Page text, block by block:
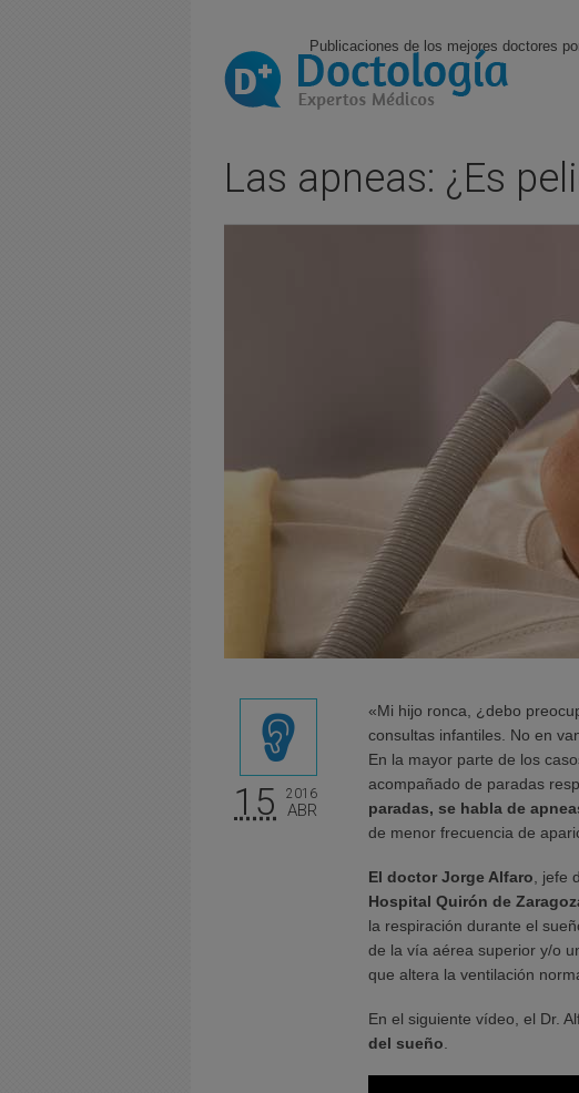
Publicaciones de los mejores doctores
Las apneas: ¿Es
15 2016
ABR
«Mi hijo ronca, ¿debo
consultas infantiles. No en
En la mayor parte de los
acompañado de paradas
paradas, se habla de
de menor frecuencia de
El doctor Jorge Alfaro ,
Hospital Quirón de
la respiración durante el
de la vía aérea superior y/o
que altera la ventilación
En el siguiente vídeo, el Dr.
del sueño